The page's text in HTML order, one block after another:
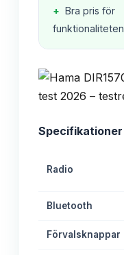
+ Bra pris för
funktionaliteten
Specifikationer
Radio
Bluetooth
Förvalsknappar